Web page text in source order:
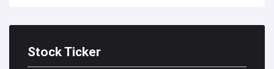
Stock Ticker